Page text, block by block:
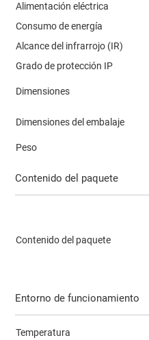
Alimentación eléctrica
Consumo de energía
Alcance del infrarrojo (IR)
Grado de protección IP
Dimensiones
Dimensiones del embalaje
Peso
Contenido del paquete
Contenido del paquete
Entorno de funcionamiento
Temperatura